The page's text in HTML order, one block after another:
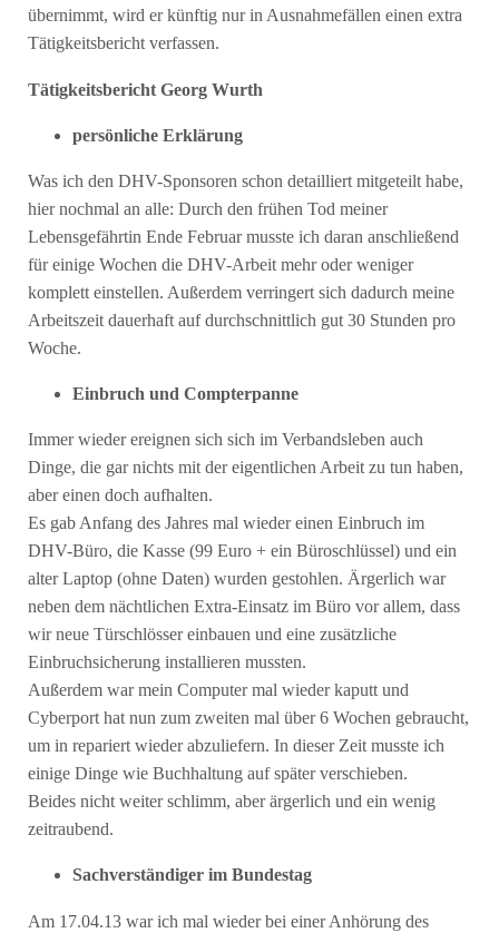
übernimmt, wird er künftig nur in Ausnahmefällen einen extra
Tätigkeitsbericht verfassen.
Tätigkeitsbericht Georg Wurth
persönliche Erklärung
Was ich den DHV-Sponsoren schon detailliert mitgeteilt habe,
hier nochmal an alle: Durch den frühen Tod meiner
Lebensgefährtin Ende Februar musste ich daran anschließend
für einige Wochen die DHV-Arbeit mehr oder weniger
komplett einstellen. Außerdem verringert sich dadurch meine
Arbeitszeit dauerhaft auf durchschnittlich gut 30 Stunden pro
Woche.
Einbruch und Compterpanne
Immer wieder ereignen sich sich im Verbandsleben auch
Dinge, die gar nichts mit der eigentlichen Arbeit zu tun haben,
aber einen doch aufhalten.
Es gab Anfang des Jahres mal wieder einen Einbruch im
DHV-Büro, die Kasse (99 Euro + ein Büroschlüssel) und ein
alter Laptop (ohne Daten) wurden gestohlen. Ärgerlich war
neben dem nächtlichen Extra-Einsatz im Büro vor allem, dass
wir neue Türschlösser einbauen und eine zusätzliche
Einbruchsicherung installieren mussten.
Außerdem war mein Computer mal wieder kaputt und
Cyberport hat nun zum zweiten mal über 6 Wochen gebraucht,
um in repariert wieder abzuliefern. In dieser Zeit musste ich
einige Dinge wie Buchhaltung auf später verschieben.
Beides nicht weiter schlimm, aber ärgerlich und ein wenig
zeitraubend.
Sachverständiger im Bundestag
Am 17.04.13 war ich mal wieder bei einer Anhörung des